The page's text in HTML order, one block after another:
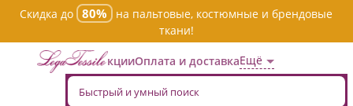
Скидка до 80%
на пальтовые, костюмные и брендовые
ткани!
АкцииОплата и доставкаЕщё